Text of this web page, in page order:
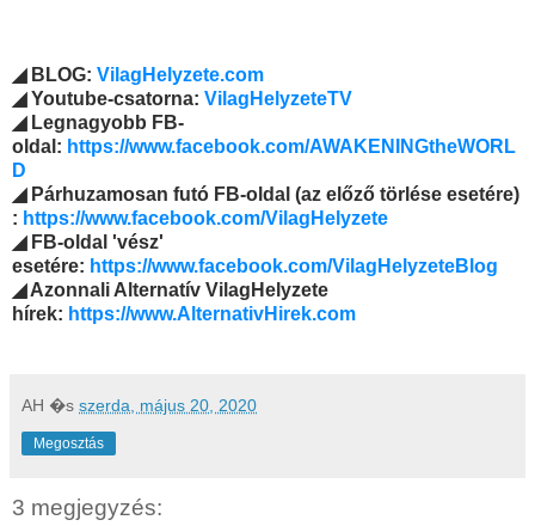
◢ BLOG: VilagHelyzete.com
◢ Youtube-csatorna: VilagHelyzeteTV
◢ Legnagyobb FB-
oldal: https://www.facebook.com/AWAKENINGtheWORL
D
◢ Párhuzamosan futó FB-oldal (az előző törlése esetére)
: https://www.facebook.com/VilagHelyzete
◢ FB-oldal 'vész'
esetére: https://www.facebook.com/VilagHelyzeteBlog
◢ Azonnali Alternatív VilagHelyzete
hírek: https://www.AlternativHirek.com
AH �s szerda, május 20, 2020
Megosztás
3 megjegyzés: